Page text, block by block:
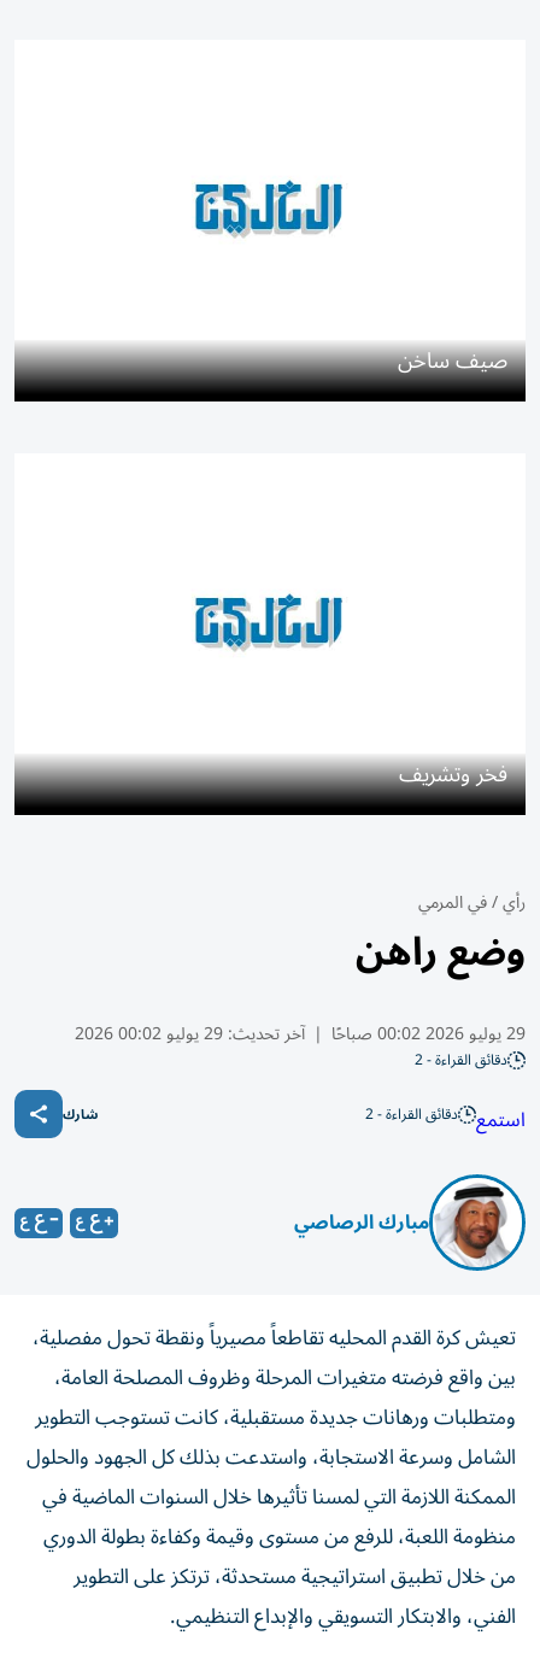
صيف ساخن
فخر وتشريف
رأي/في المرمي
وضع راهن
29 يوليو 2026 00:02 صباحًا | آخر تحديث:29 يوليو 00:02 2026
دقائق القراءة - 2
استمع دقائق القراءة - 2 شارك
مبارك الرصاصي
تعيش كرة القدم المحليه تقاطعاً مصيرياً ونقطة تحول مفصلية،
بين واقع فرضته متغيرات المرحلة وظروف المصلحة العامة،
ومتطلبات ورهانات جديدة مستقبلية، كانت تستوجب التطوير
الشامل وسرعة الاستجابة، واستدعت بذلك كل الجهود والحلول
الممكنة اللازمة التي لمسنا تأثيرها خلال السنوات الماضية في
منظومة اللعبة، للرفع من مستوى وقيمة وكفاءة بطولة الدوري
من خلال تطبيق استراتيجية مستحدثة، ترتكز على التطوير
الفني، والابتكار التسويقي والإبداع التنظيمي.